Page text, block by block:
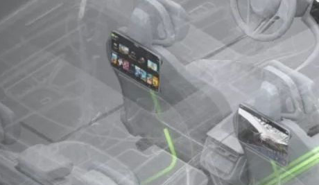
視覺化圖卡呈現你的真實人生：從台灣旅行
足跡到程式職涯，全面進化的「人生成就系
統」生態圈
2026 年 7 月 10 日
把旅行變成 RPG！開源旅遊成就系統讓足
跡、徽章、等級一次擁有
2026 年 7 月 9 日
帶來全新設定介面與未來圖檔格式！Firefox
152 穩定版正式釋出，新增網址列一鍵靜音